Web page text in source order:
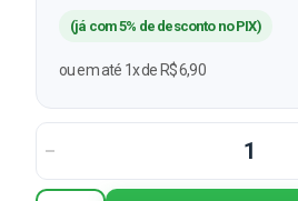
(já com 5% de desconto no PIX)
ou em até 1x de R$ 6,90